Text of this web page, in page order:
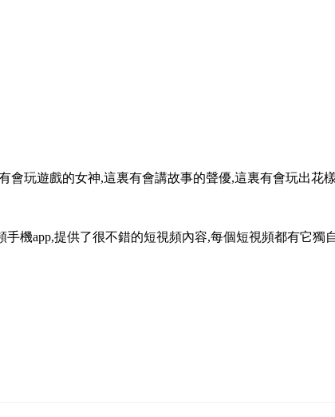
玩遊戲的女神,這裏有會講故事的聲優,這裏有會玩出花樣
機app,提供了很不錯的短視頻內容,每個短視頻都有它